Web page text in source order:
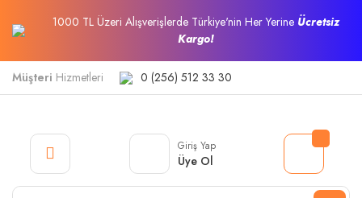
1000 TL Üzeri Alışverişlerde Türkiye'nin Her Yerine Ücretsiz
Kargo!
Müşteri Hizmetleri 0 (256) 512 33 30
Giriş Yap
Üye Ol